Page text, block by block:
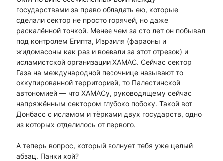
государствами за право обладать ею, которые
сделали сектор не просто горячей, но даже
раскалённой точкой. Менее чем за сто лет он побывал
под контролем Египта, Израиля (фараоны и
жидомасоны как раз и воевали за этот отрезок) и
исламистской организации ХАМАС. Сейчас сектор
Газа на международной песочнице называют то
оккупированной территорией, то Палестинской
автономией — что ХАМАСу, руководящему сейчас
напряжённым сектором глубоко побоку. Такой вот
Донбасс с исламом и тёрками двух государств, одно
из которых отделилось от первого.
А теперь вопрос, который волнует тебя уже целый
абзац. Панки хой?